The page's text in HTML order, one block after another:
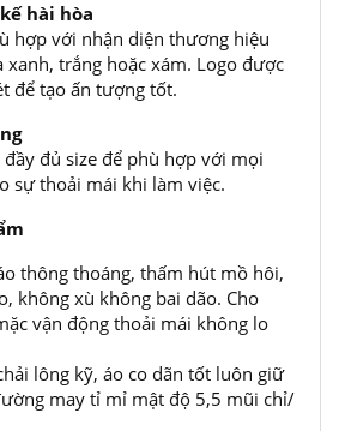
hài hòa
hợp với nhận diện thương hiệu
trắng hoặc xám. Logo được
để tạo ấn tượng tốt.
đủ size để phù hợp với mọi
sự thoải mái khi làm việc.
thông thoáng, thấm hút mồ hôi,
không xù không bai dão. Cho
vận động thoải mái không lo
lông kỹ, áo co dãn tốt luôn giữ
may tỉ mỉ mật độ 5,5 mũi chỉ/